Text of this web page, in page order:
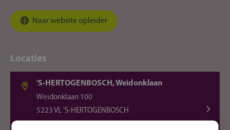
Naar website opleider
Locaties
'S-HERTOGENBOSCH, Weidonklaan
Weidonklaan 100
5223 VL 'S-HERTOGENBOSCH